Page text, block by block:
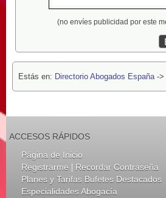
(no envíes publicidad por este
Estás en: Directorio Abogados España->
ACCESOS RÁPIDOS
Página de Inicio
Registrarme | Recordar Contraseña
Planes y Tarifas Bufetes Destacados
Especialidades Abogacía